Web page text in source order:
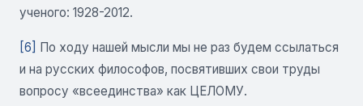
ученого: 1928-2012.
[6]
По ходу нашей мысли мы не раз будем ссылаться
и на русских философов, посвятивших свои труды
вопросу «всеединства» как ЦЕЛОМУ.